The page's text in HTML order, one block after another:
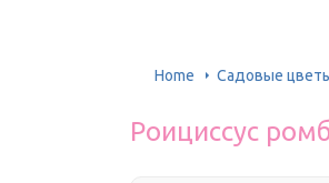
Home Садовые
Роициссус